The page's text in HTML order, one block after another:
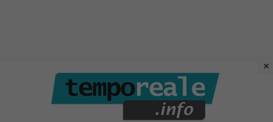
contenuto